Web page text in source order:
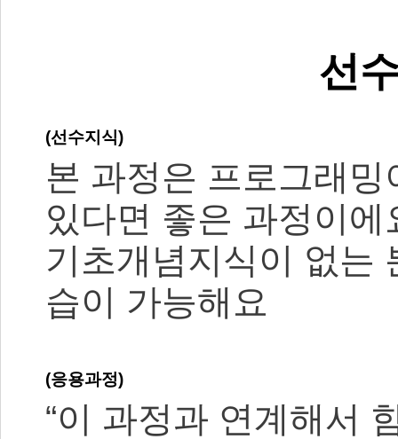
선
(선수지식)
본 과정은 프로그래
있다면 좋은 과정이에
기초개념지식이 없는
습이 가능해요
(응용과정)
“이 과정과 연계해서